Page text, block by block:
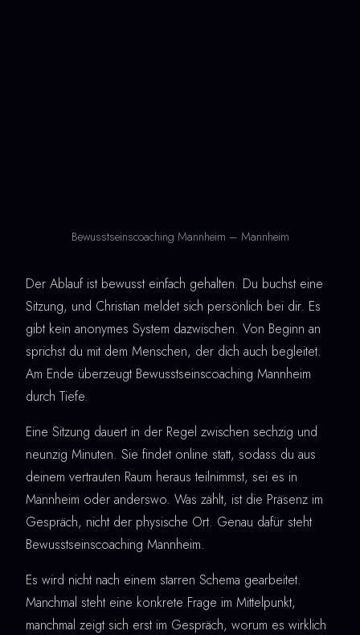
Bewusstseinscoaching Mannheim – Mannheim
Der Ablauf ist bewusst einfach gehalten. Du buchst eine
Sitzung, und Christian meldet sich persönlich bei dir. Es
gibt kein anonymes System dazwischen. Von Beginn an
sprichst du mit dem Menschen, der dich auch begleitet.
Am Ende überzeugt Bewusstseinscoaching Mannheim
durch Tiefe.
Eine Sitzung dauert in der Regel zwischen sechzig und
neunzig Minuten. Sie findet online statt, sodass du aus
deinem vertrauten Raum heraus teilnimmst, sei es in
Mannheim oder anderswo. Was zählt, ist die Präsenz im
Gespräch, nicht der physische Ort. Genau dafür steht
Bewusstseinscoaching Mannheim.
Es wird nicht nach einem starren Schema gearbeitet.
Manchmal steht eine konkrete Frage im Mittelpunkt,
manchmal zeigt sich erst im Gespräch, worum es wirklich